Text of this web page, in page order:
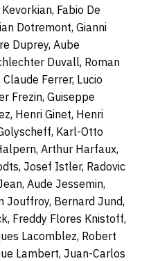
Fabio De
Dotremont, Gianni
Duprey, Aube
Duvall, Roman
Ferrer, Lucio
Frezin, Guiseppe
Henri Ginet, Henri
Karl-Otto
Arthur Harfaux,
Josef Istler, Radovic
Aude Jessemin,
Jouffroy, Bernard Jund,
Freddy Flores Knistoff,
Lacomblez, Robert
Lambert, Juan-Carlos